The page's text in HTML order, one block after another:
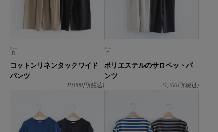
D
ディー
コットンリネンタックワイド
パンツ
19,800円(税込)
D
ディー
ポリエステルのサロペットパ
ンツ
24,200円(税込)